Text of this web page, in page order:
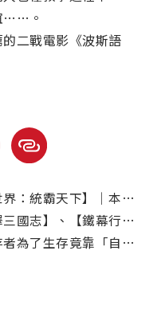
……。
二戰電影《波斯語
｜本周上線、電視首播推薦
鐵幕行動】串流平台上線！
竟靠「自創波斯語」逃死劫